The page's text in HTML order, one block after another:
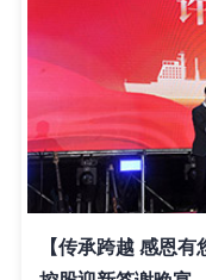
【传承跨越 感恩